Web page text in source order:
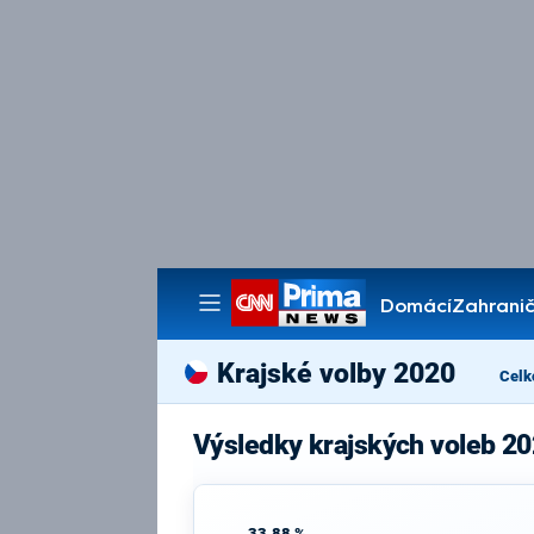
Domácí
Pořady
Krajské volby 2020
Výsledky krajských voleb